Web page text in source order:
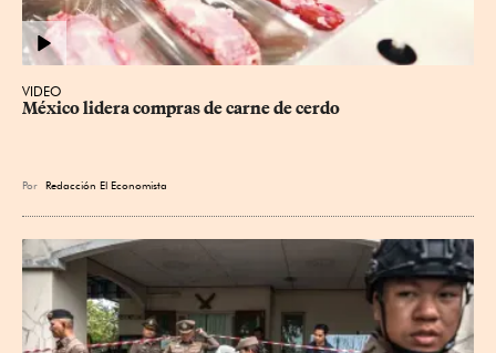
VIDEO
México lidera compras de carne de cerdo
Por Redacción El Economista